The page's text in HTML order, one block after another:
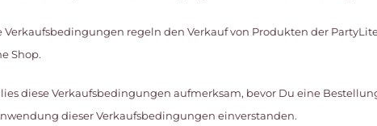
Verkaufsbedingungen regeln den Verkauf von Produkten der
Shop.
diese Verkaufsbedingungen aufmerksam, bevor Du eine
dieser Verkaufsbedingungen einverstanden.